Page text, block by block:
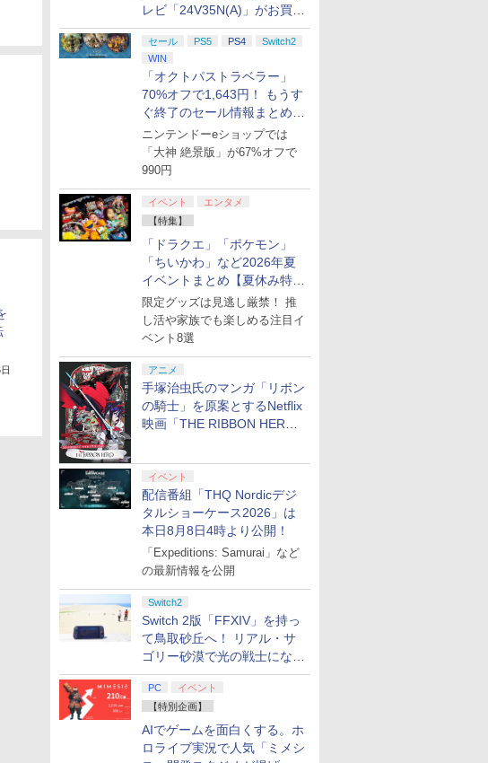
レビ「24V35N(A)」がお買い
得！
セール PS5 PS4
Switch2
WIN
「オクトパストラベラー」
70%オフで1,643円！ もうす
ぐ終了のセール情報まとめ
【8月8日更新】
ニンテンドーeショップでは
「大神 絶景版」が67%オフで
990円
イベント
エンタメ
【特集】
「ドラクエ」「ポケモン」
「ちいかわ」など2026年夏
イベントまとめ【夏休み特
集】
限定グッズは見逃し厳禁！ 推
し活や家族でも楽しめる注目イ
ベント8選
アニメ
手塚治虫氏のマンガ「リボン
の騎士」を原案とするNetflix
映画「THE RIBBON HERO
イベント
配信番組「THQ Nordicデジ
タルショーケース2026」は
本日8月8日4時より公開！
「Expeditions: Samurai」など
の最新情報を公開
Switch2
Switch 2版「FFXIV」を持っ
て鳥取砂丘へ！ リアル・サ
ゴリー砂漠で光の戦士になっ
てみた
PC
イベント
【特別企画】
AIでゲームを面白くする。ホ
ロライブ実況で人気「ミメシ